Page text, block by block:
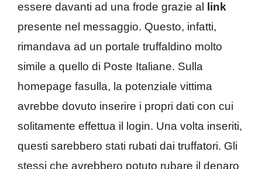
essere davanti ad una frode grazie al
link
presente nel messaggio. Questo, infatti,
rimandava ad un portale truffaldino molto
simile a quello di Poste Italiane. Sulla
homepage fasulla, la potenziale vittima
avrebbe dovuto inserire i propri dati con cui
solitamente effettua il login. Una volta inseriti,
questi sarebbero stati rubati dai truffatori. Gli
stessi che avrebbero potuto rubare il denaro